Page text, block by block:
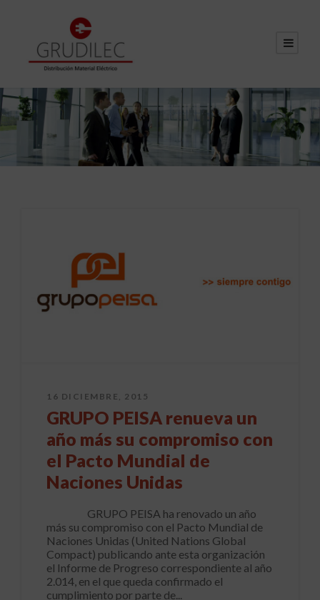
16 DICIEMBRE, 2015
GRUPO PEISA renueva un
año más su compromiso con
el Pacto Mundial de
Naciones Unidas
GRUPO PEISA ha renovado un año
más su compromiso con el Pacto Mundial de
Naciones Unidas (United Nations Global
Compact) publicando ante esta organización
el Informe de Progreso correspondiente al año
2.014, en el que queda confirmado el
cumplimiento por parte de...